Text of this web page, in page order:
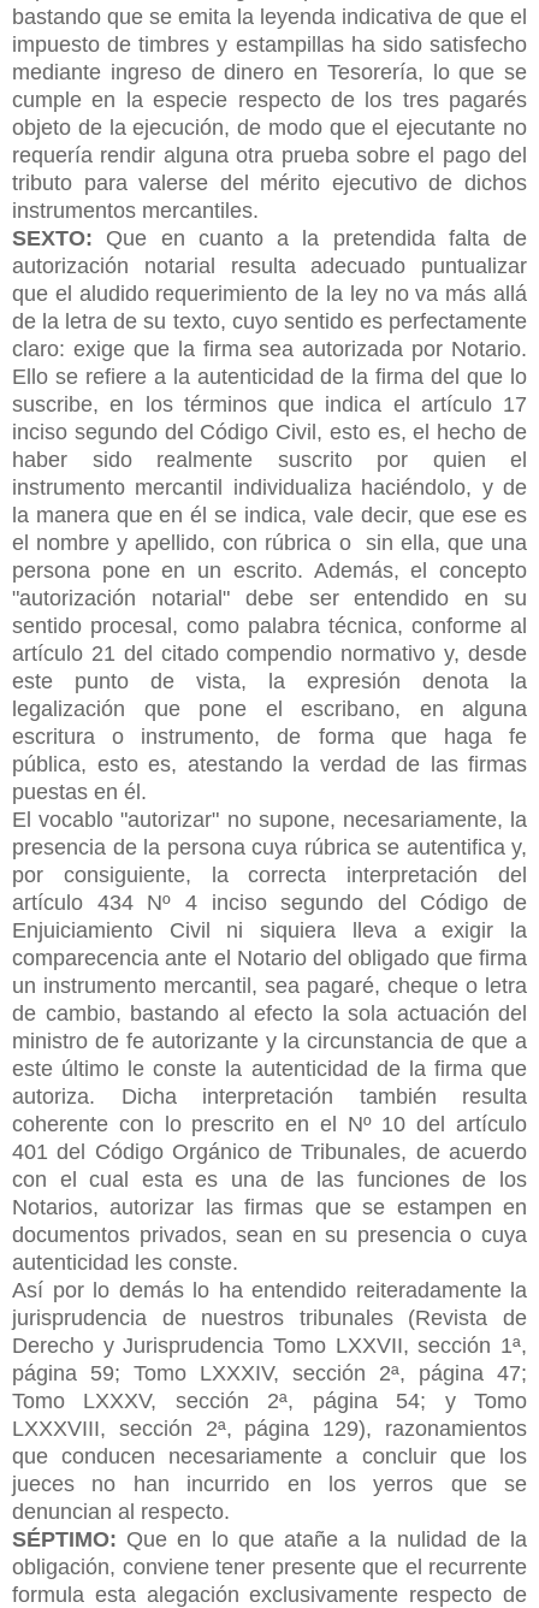
bastando que se emita la leyenda indicativa de que el
impuesto de timbres y estampillas ha sido satisfecho
mediante ingreso de dinero en Tesorería, lo que se
cumple en la especie respecto de los tres pagarés
objeto de la ejecución, de modo que el ejecutante no
requería rendir alguna otra prueba sobre el pago del
tributo para valerse del mérito ejecutivo de dichos
instrumentos mercantiles.
SEXTO: Que en cuanto a la pretendida falta de
autorización notarial resulta adecuado puntualizar
que el aludido requerimiento de la ley no va más allá
de la letra de su texto, cuyo sentido es perfectamente
claro: exige que la firma sea autorizada por Notario.
Ello se refiere a la autenticidad de la firma del que lo
suscribe, en los términos que indica el artículo 17
inciso segundo del Código Civil, esto es, el hecho de
haber sido realmente suscrito por quien el
instrumento mercantil individualiza haciéndolo, y de
la manera que en él se indica, vale decir, que ese es
el nombre y apellido, con rúbrica o sin ella, que una
persona pone en un escrito. Además, el concepto
"autorización notarial" debe ser entendido en su
sentido procesal, como palabra técnica, conforme al
artículo 21 del citado compendio normativo y, desde
este punto de vista, la expresión denota la
legalización que pone el escribano, en alguna
escritura o instrumento, de forma que haga fe
pública, esto es, atestando la verdad de las firmas
puestas en él.
El vocablo "autorizar" no supone, necesariamente, la
presencia de la persona cuya rúbrica se autentifica y,
por consiguiente, la correcta interpretación del
artículo 434 Nº 4 inciso segundo del Código de
Enjuiciamiento Civil ni siquiera lleva a exigir la
comparecencia ante el Notario del obligado que firma
un instrumento mercantil, sea pagaré, cheque o letra
de cambio, bastando al efecto la sola actuación del
ministro de fe autorizante y la circunstancia de que a
este último le conste la autenticidad de la firma que
autoriza. Dicha interpretación también resulta
coherente con lo prescrito en el Nº 10 del artículo
401 del Código Orgánico de Tribunales, de acuerdo
con el cual esta es una de las funciones de los
Notarios, autorizar las firmas que se estampen en
documentos privados, sean en su presencia o cuya
autenticidad les conste.
Así por lo demás lo ha entendido reiteradamente la
jurisprudencia de nuestros tribunales (Revista de
Derecho y Jurisprudencia Tomo LXXVII, sección 1ª,
página 59; Tomo LXXXIV, sección 2ª, página 47;
Tomo LXXXV, sección 2ª, página 54; y Tomo
LXXXVIII, sección 2ª, página 129), razonamientos
que conducen necesariamente a concluir que los
jueces no han incurrido en los yerros que se
denuncian al respecto.
SÉPTIMO: Que en lo que atañe a la nulidad de la
obligación, conviene tener presente que el recurrente
formula esta alegación exclusivamente respecto de